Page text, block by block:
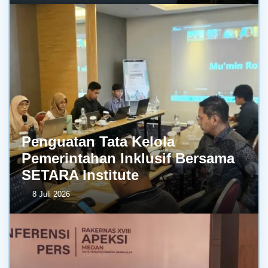
Penguatan Tata Kelola
Pemerintahan Inklusif Bersama
SETARA Institute
8 Juli 2026